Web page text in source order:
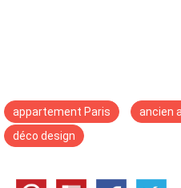
appartement Paris
ancien
déco design